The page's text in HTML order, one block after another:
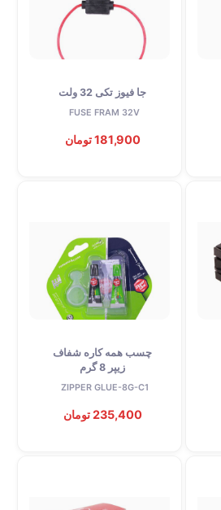
جا فیوز تکی 32 ولت
FUSE FRAM 32V
181,900 تومان
چسب همه کاره شفاف
زیپر 8 گرم
ZIPPER GLUE-8G-C1
235,400 تومان